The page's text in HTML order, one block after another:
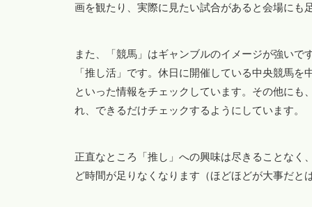
画を観たり、実際に見たい試合があると会場にも
また、「競馬」はギャンブルのイメージが強い
「推し活」です。休日に開催している中央競馬
といった情報をチェックしています。その他にも
れ、できるだけチェックするようにしています。
正直なところ「推し」への興味は尽きることなく
ど時間が足りなくなります（ほどほどが大事だと